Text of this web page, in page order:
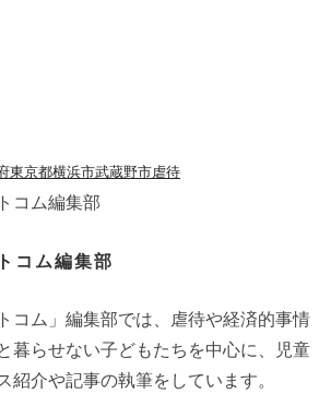
東京都横浜市武蔵野市虐待
コム編集部
コム」編集部では、虐待や経済的事情
暮らせない子どもたちを中心に、児童
紹介や記事の執筆をしています。